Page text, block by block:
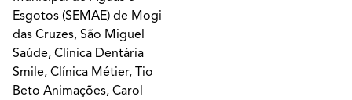
Esgotos (SEMAE) de Mogi
das Cruzes, São Miguel
Saúde, Clínica Dentária
Smile, Clínica Métier, Tio
Beto Animações, Carol